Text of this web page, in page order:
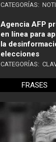
CATEGORÍAS:
Agencia AFP
en línea para
la
elecciones
CATEGORÍAS:
FRASES